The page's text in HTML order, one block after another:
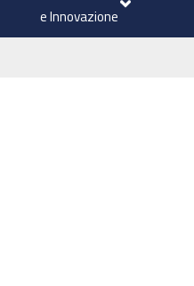
e Innovazione